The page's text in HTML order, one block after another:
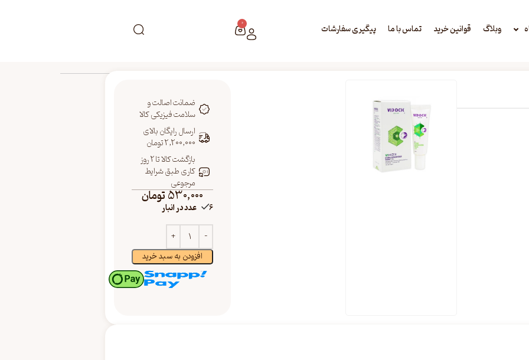
وبلاگ قوانین خرید تماس با ما پیگیری سفارشات 0
ضمانت اصالت و
سلامت فیزیکی کالا
ارسال رایگان بالای
2,200,000 تومان
بازگشت کالا تا 2 روز
کاری طبق شرایط
مرجوعی
530,000تومان
6 عدد در انبار
افزودن به سبد خرید